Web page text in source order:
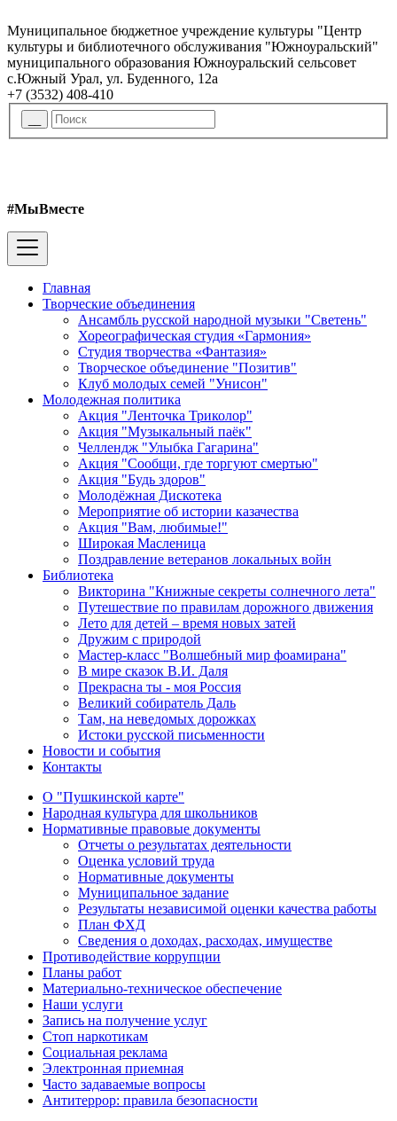
Муниципальное бюджетное учреждение культуры "Центр
культуры и библиотечного обслуживания "Южноуральский"
муниципального образования Южноуральский сельсовет
с.Южный Урал, ул. Буденного, 12а
+7 (3532) 408-410
#МыВместе
Главная
Творческие объединения
Ансамбль русской народной музыки "Светень"
Хореографическая студия «Гармония»
Студия творчества «Фантазия»
Творческое объединение "Позитив"
Клуб молодых семей "Унисон"
Молодежная политика
Акция "Ленточка Триколор"
Акция "Музыкальный паёк"
Челлендж "Улыбка Гагарина"
Акция "Сообщи, где торгуют смертью"
Акция "Будь здоров"
Молодёжная Дискотека
Мероприятие об истории казачества
Акция "Вам, любимые!"
Широкая Масленица
Поздравление ветеранов локальных войн
Библиотека
Викторина "Книжные секреты солнечного лета"
Путешествие по правилам дорожного движения
Лето для детей – время новых затей
Дружим с природой
Мастер-класс "Волшебный мир фоамирана"
В мире сказок В.И. Даля
Прекрасна ты - моя Россия
Великий собиратель Даль
Там, на неведомых дорожках
Истоки русской письменности
Новости и события
Контакты
О "Пушкинской карте"
Народная культура для школьников
Нормативные правовые документы
Отчеты о результатах деятельности
Оценка условий труда
Нормативные документы
Муниципальное задание
Результаты независимой оценки качества работы
План ФХД
Сведения о доходах, расходах, имуществе
Противодействие коррупции
Планы работ
Материально-техническое обеспечение
Наши услуги
Запись на получение услуг
Стоп наркотикам
Социальная реклама
Электронная приемная
Часто задаваемые вопросы
Антитеррор: правила безопасности